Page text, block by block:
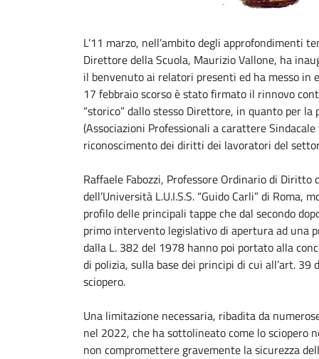
L’11 marzo, nell’ambito degli approfondimenti
Direttore della Scuola, Maurizio Vallone, ha
il benvenuto ai relatori presenti ed ha messo
17 febbraio scorso è stato firmato il rinnovo
“storico” dallo stesso Direttore, in quanto per
(Associazioni Professionali a carattere
riconoscimento dei diritti dei lavoratori del
Raffaele Fabozzi, Professore Ordinario di
dell’Università L.U.I.S.S. “Guido Carli” di
profilo delle principali tappe che dal secondo
primo intervento legislativo di apertura ad una
dalla L. 382 del 1978 hanno poi portato alla
di polizia, sulla base dei principi di cui all’art.
sciopero.
Una limitazione necessaria, ribadita da
nel 2022, che ha sottolineato come lo sciopero
non compromettere gravemente la sicurezza